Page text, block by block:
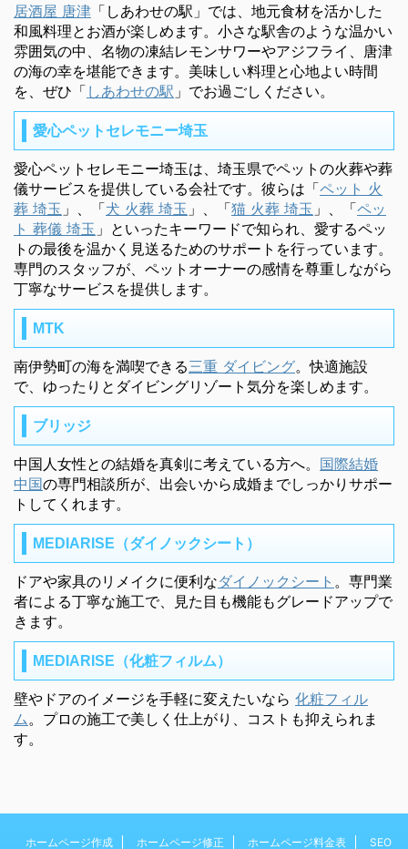
居酒屋 唐津 「しあわせの駅」では、地元食材を活かした
和風料理とお酒が楽しめます。小さな駅舎のような温かい
雰囲気の中、名物の凍結レモンサワーやアジフライ、唐津
の海の幸を堪能できます。美味しい料理と心地よい時間
を、ぜひ「 しあわせの駅 」でお過ごしください。
愛心ペットセレモニー埼玉
愛心ペットセレモニー埼玉は、埼玉県でペットの火葬や葬
儀サービスを提供している会社です。彼らは「ペット 火
葬 埼玉 」、「犬 火葬 埼玉 」、「猫 火葬 埼玉 」、「ペッ
ト 葬儀 埼玉 」といったキーワードで知られ、愛するペッ
トの最後を温かく見送るためのサポートを行っています。
専門のスタッフが、ペットオーナーの感情を尊重しながら
丁寧なサービスを提供します。
MTK
南伊勢町の海を満喫できる三重 ダイビング。快適施設
で、ゆったりとダイビングリゾート気分を楽しめます。
ブリッジ
中国人女性との結婚を真剣に考えている方へ。 国際結婚
中国の専門相談所が、出会いから成婚までしっかりサポー
トしてくれます。
MEDIARISE（ダイノックシート）
ドアや家具のリメイクに便利なダイノックシート 。専門業
者による丁寧な施工で、見た目も機能もグレードアップで
きます。
MEDIARISE（化粧フィルム）
壁やドアのイメージを手軽に変えたいなら 化粧フィル
ム 。プロの施工で美しく仕上がり、コストも抑えられま
す。
ホームページ作成 ホームページ修正 ホームページ料金表 SEO